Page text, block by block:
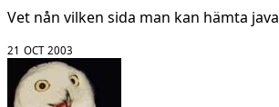
Vet nån vilken sida man kan hämta java
21 OCT 2003